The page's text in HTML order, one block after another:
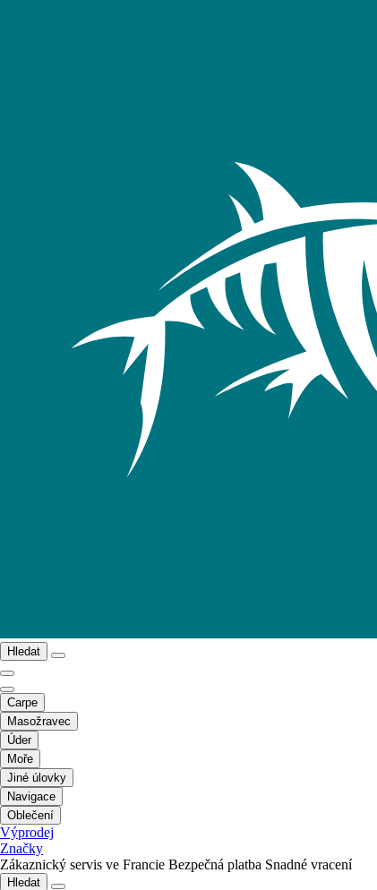
Hledat
Carpe
Masožravec
Úder
Moře
Jiné úlovky
Navigace
Oblečení
Výprodej
Značky
Zákaznický servis ve Francie Bezpečná platba Snadné vracení
Hledat